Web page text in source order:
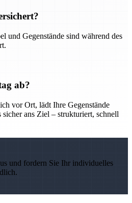
und Gegenstände sind während des
ab?
vor Ort, lädt Ihre Gegenstände
ans Ziel – strukturiert, schnell
und fordern Sie Ihr individuelles